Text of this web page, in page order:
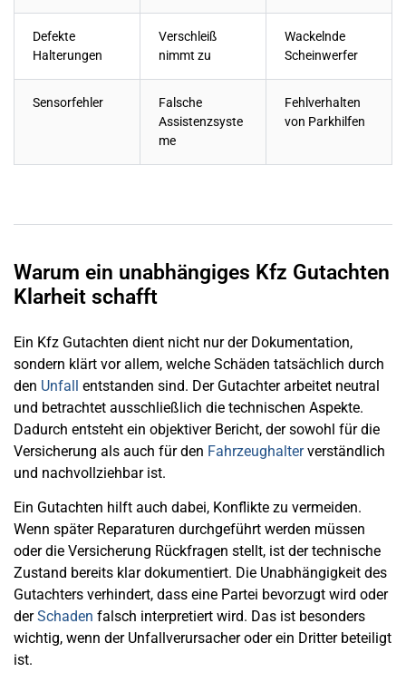
Defekte
Halterungen
Verschleiß
nimmt zu
Wackelnde
Scheinwerfer
Sensorfehler
Falsche
Assistenzsyste
me
Fehlverhalten
von Parkhilfen
Warum ein unabhängiges Kfz Gutachten
Klarheit schafft
Ein Kfz Gutachten dient nicht nur der Dokumentation,
sondern klärt vor allem, welche Schäden tatsächlich durch
den Unfall entstanden sind. Der Gutachter arbeitet neutral
und betrachtet ausschließlich die technischen Aspekte.
Dadurch entsteht ein objektiver Bericht, der sowohl für die
Versicherung als auch für den Fahrzeughalterverständlich
und nachvollziehbar ist.
Ein Gutachten hilft auch dabei, Konflikte zu vermeiden.
Wenn später Reparaturen durchgeführt werden müssen
oder die Versicherung Rückfragen stellt, ist der technische
Zustand bereits klar dokumentiert. Die Unabhängigkeit des
Gutachters verhindert, dass eine Partei bevorzugt wird oder
derSchaden falsch interpretiert wird. Das ist besonders
wichtig, wenn der Unfallverursacher oder ein Dritter beteiligt
ist.